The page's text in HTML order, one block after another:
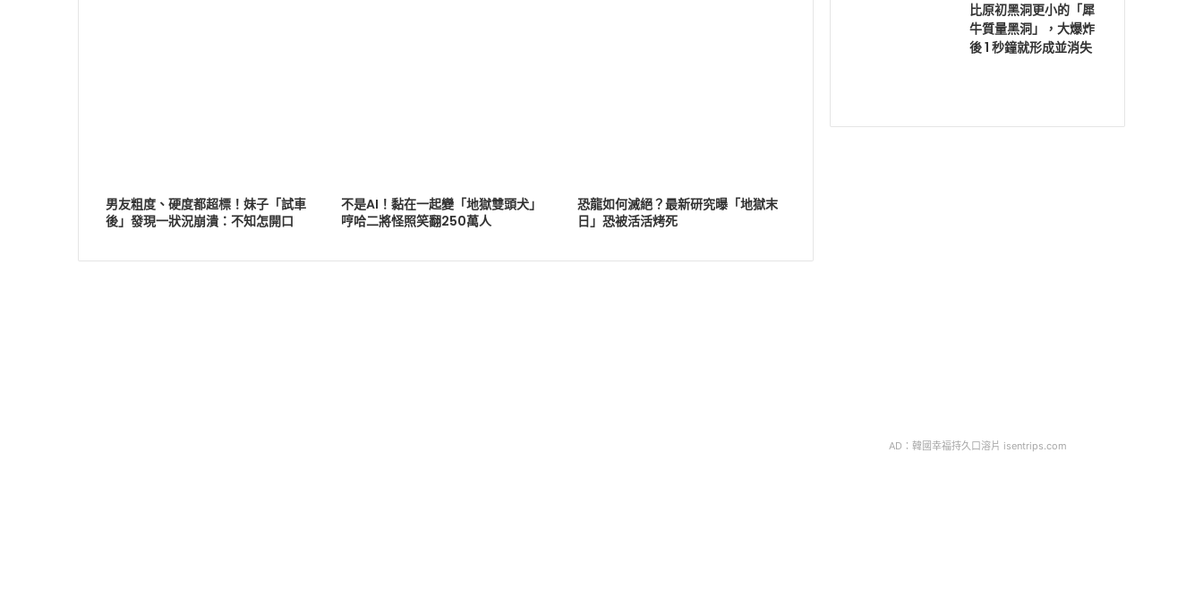
男友粗度、硬度都超標！妹子「試車
後」發現一狀況崩潰：不知怎開口
不是AI！黏在一起變「地獄雙頭犬」
哼哈二將怪照笑翻250萬人
恐龍如何滅絕？最新研究曝「地獄末
日」恐被活活烤死
比原初黑洞更小的「犀
牛質量黑洞」，大爆炸
後 1 秒鐘就形成並消失
AD：韓國幸福持久口溶片 isentrips.com